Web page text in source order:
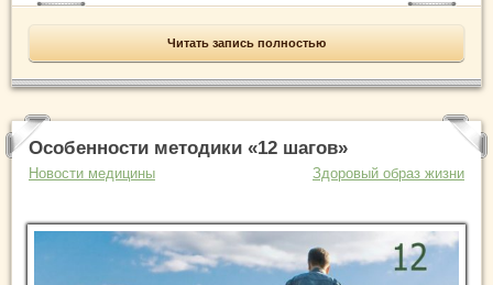
Читать запись полностью
Особенности методики «12 шагов»
Новости медицины Здоровый образ жизни